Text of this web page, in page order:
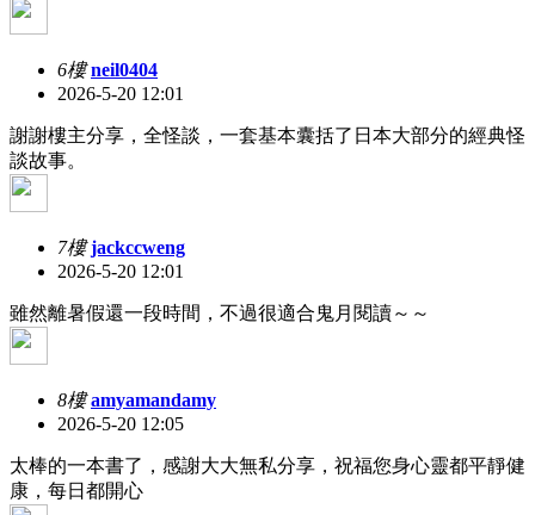
6樓 neil0404
2026-5-20 12:01
謝謝樓主分享，全怪談，一套基本囊括了日本大部分的經典怪
談故事。
7樓 jackccweng
2026-5-20 12:01
雖然離暑假還一段時間，不過很適合鬼月閱讀～～
8樓 amyamandamy
2026-5-20 12:05
太棒的一本書了，感謝大大無私分享，祝福您身心靈都平靜健
康，每日都開心